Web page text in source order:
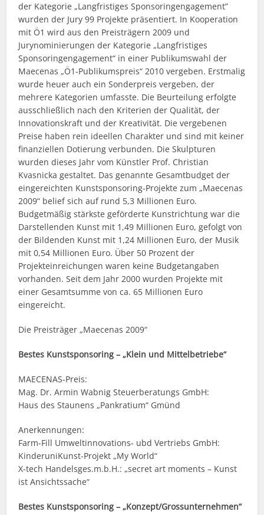
der Kategorie „Langfristiges Sponsoringengagement”
wurden der Jury 99 Projekte präsentiert. In Kooperation
mit Ö1 wird aus den Preisträgern 2009 und
Jurynominierungen der Kategorie „Langfristiges
Sponsoringengagement“ in einer Publikumswahl der
Maecenas „Ö1-Publikumspreis“ 2010 vergeben. Erstmalig
wurde heuer auch ein Sonderpreis vergeben, der
mehrere Kategorien umfasste. Die Beurteilung erfolgte
ausschließlich nach den Kriterien der Qualität, der
Innovationskraft und der Kreativität. Die vergebenen
Preise haben rein ideellen Charakter und sind mit keiner
finanziellen Dotierung verbunden. Die Skulpturen
wurden dieses Jahr vom Künstler Prof. Christian
Kvasnicka gestaltet. Das genannte Gesamtbudget der
eingereichten Kunstsponsoring-Projekte zum „Maecenas
2009“ belief sich auf rund 5,3 Millionen Euro.
Budgetmäßig stärkste geförderte Kunstrichtung war die
Darstellenden Kunst mit 1,49 Millionen Euro, gefolgt von
der Bildenden Kunst mit 1,24 Millionen Euro, der Musik
mit 0,54 Millionen Euro. Über 50 Prozent der
Projekteinreichungen waren keine Budgetangaben
vorhanden. Seit dem Jahr 2000 wurden Projekte mit
einer Gesamtsumme von ca. 65 Millionen Euro
eingereicht.
Die Preisträger „Maecenas 2009“
Bestes Kunstsponsoring – „Klein und Mittelbetriebe“
MAECENAS-Preis:
Mag. Dr. Armin Wabnig Steuerberatungs GmbH:
Haus des Staunens „Pankratium“ Gmünd
Anerkennungen:
Farm-Fill Umweltinnovations- ubd Vertriebs GmbH:
KinderuniKunst-Projekt „My World“
X-tech Handelsges.m.b.H.: „secret art moments – Kunst
ist Ansichtssache“
Bestes Kunstsponsoring – „Konzept/Grossunternehmen“